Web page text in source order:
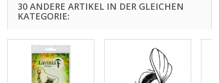
30 ANDERE ARTIKEL IN DER GLEICHEN
KATEGORIE: